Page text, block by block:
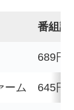
番組調
689円
ーム 645円